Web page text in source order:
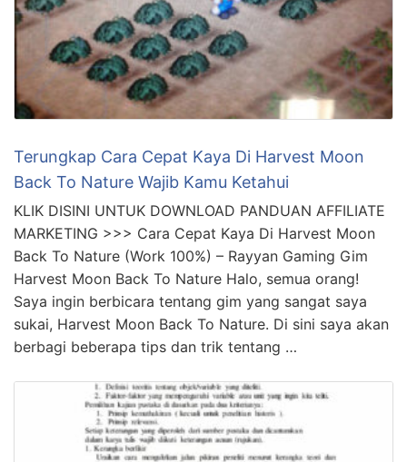
Terungkap Cara Cepat Kaya Di Harvest Moon
Back To Nature Wajib Kamu Ketahui
KLIK DISINI UNTUK DOWNLOAD PANDUAN AFFILIATE
MARKETING >>> Cara Cepat Kaya Di Harvest Moon
Back To Nature (Work 100%) – Rayyan Gaming Gim
Harvest Moon Back To Nature Halo, semua orang!
Saya ingin berbicara tentang gim yang sangat saya
sukai, Harvest Moon Back To Nature. Di sini saya akan
berbagi beberapa tips dan trik tentang …